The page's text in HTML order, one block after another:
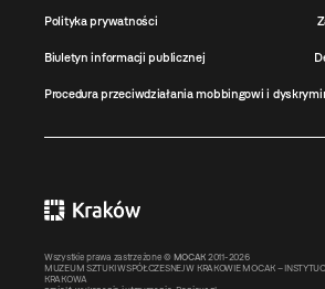
Polityka prywatności
Biuletyn informacji publicznej
Procedura przeciwdziałania mobbingowi i
Wszystkie prawa zastrzeżone © MOCAK 2011-2026
MUZEUM SZTUKI WSPÓŁCZESNEJ W KRAKOWIE MOCAK –
KRAKOWA